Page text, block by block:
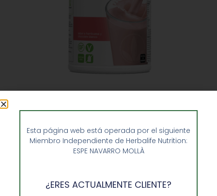
1- 550 gr
55,75 €
Esta página web está operada por el siguiente
Miembro Independiente de Herbalife Nutrition:
ESPE NAVARRO MOLLÀ
¿ERES ACTUALMENTE CLIENTE?